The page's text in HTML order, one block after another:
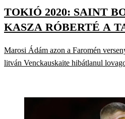
TOKIÓ 2020: SAINT
KASZA RÓBERTÉ A
Marosi Ádám azon a Faromén
litván Venckauskaite hibátlanul